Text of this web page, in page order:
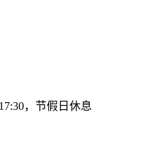
，节假日休息